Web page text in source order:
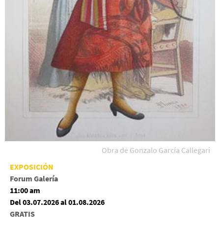
Obra de Gonzalo García Callegari
EXPOSICIÓN
Forum Galería
11:00 am
Del 03.07.2026 al 01.08.2026
GRATIS